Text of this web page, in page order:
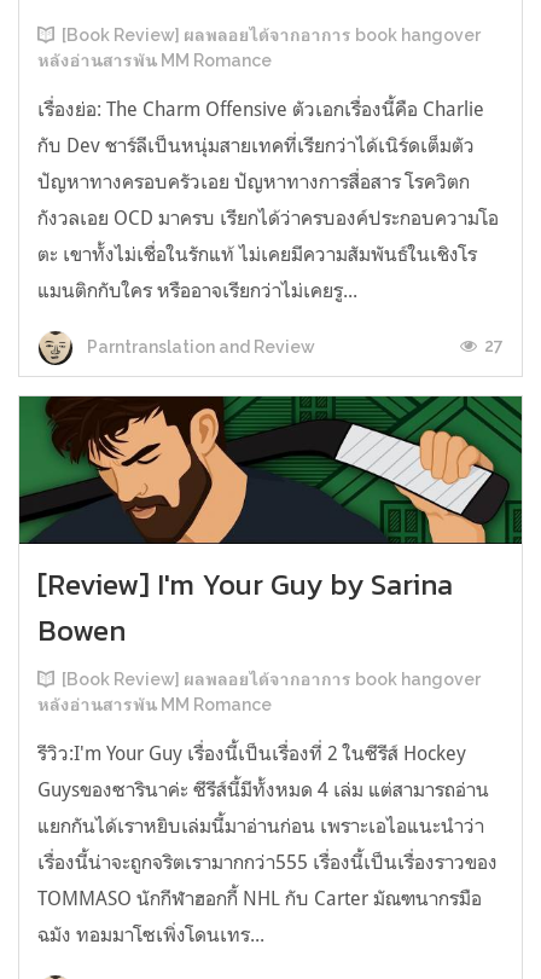
[Book Review] ผลพลอยได้จากอาการ book hangover
หลังอ่านสารพัน MM Romance
เรื่องย่อ: The Charm Offensive ตัวเอกเรื่องนี้คือ Charlie
กับ Dev ชาร์ลีเป็นหนุ่มสายเทคที่เรียกว่าได้เนิร์ดเต็มตัว
ปัญหาทางครอบครัวเอย ปัญหาทางการสื่อสาร โรควิตก
กังวลเอย OCD มาครบ เรียกได้ว่าครบองค์ประกอบความโอ
ตะ เขาทั้งไม่เชื่อในรักแท้ ไม่เคยมีความสัมพันธ์ในเชิงโร
แมนติกกับใคร หรืออาจเรียกว่าไม่เคยรู...
Parntranslation and Review 27
[Review] I'm Your Guy by Sarina
Bowen
[Book Review] ผลพลอยได้จากอาการ book hangover
หลังอ่านสารพัน MM Romance
รีวิว:I'm Your Guy เรื่องนี้เป็นเรื่องที่ 2 ในซีรีส์ Hockey
Guysของซารินาค่ะ ซีรีส์นี้มีทั้งหมด 4 เล่ม แต่สามารถอ่าน
แยกกันได้เราหยิบเล่มนี้มาอ่านก่อน เพราะเอไอแนะนำว่า
เรื่องนี้น่าจะถูกจริตเรามากกว่า555 เรื่องนี้เป็นเรื่องราวของ
TOMMASO นักกีฬาฮอกกี้ NHL กับ Carter มัณฑนากรมือ
ฉมัง ทอมมาโซเพิ่งโดนเทร...